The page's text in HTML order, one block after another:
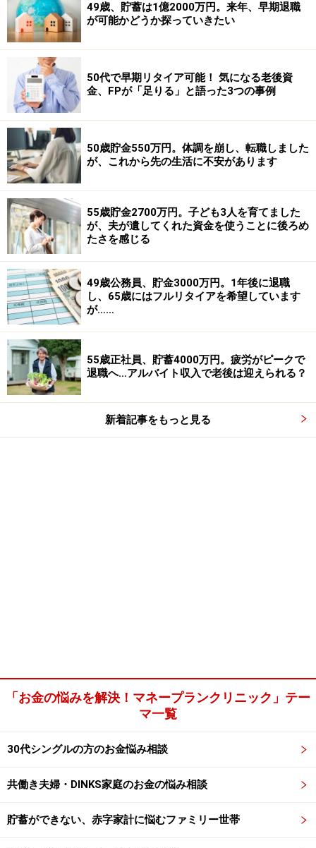
49歳、貯蓄は1億2000万円。来年、早期退職
が可能かどうか探っていきたい
50代で早期リタイア可能！ 気になる老後資
金、FPが「足りる」と語った3つの事例
50歳貯金550万円。体調を崩し、転職しました
が、これから先の生活に不安があります
55歳貯金2700万円。子ども3人を育てました
が、夫が遺してくれた資金を使うことに後ろめ
たさを感じる
49歳公務員、貯金3000万円。1年後に退職
し、65歳にはフルリタイアを希望しています
が……
55歳正社員、貯蓄4000万円。疲労がピークで
退職へ…アルバイト収入で老後は迎えられる？
新着記事をもっと見る
「お金の悩みを解決！マネープランクリニック」テー
マ一覧
30代シングルの方のお金悩み相談
共働き夫婦・DINKS家庭のお金の悩み相談
貯蓄ができない、赤字家計に悩むファミリー世帯